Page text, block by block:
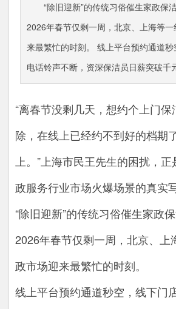
“除旧迎新”的传统习俗催生家政保
2026年春节仅剩一周，北京、上海等
来最繁忙的时刻。 线上平台预约通道
电话铃声不断，资深保洁员日薪突破千
“离春节没剩几天，想约个上门
除，在线上已经约不到好的档期
上。”上海市民王先生的困扰，
政服务行业市场火爆场景的真实写
“除旧迎新”的传统习俗催生家政
2026年春节仅剩一周，北京、上
政市场迎来最繁忙的时刻。
线上平台预约通道秒空，线下门